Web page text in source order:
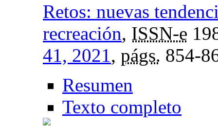
Retos: nuevas
recreación, ISSN-e
41, 2021, págs. 854-
Resumen
Texto completo